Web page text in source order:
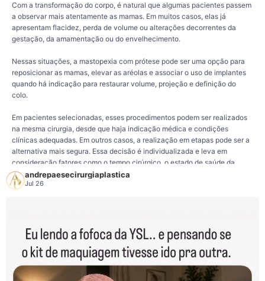
Com a transformação do corpo, é natural que algumas pacientes passem
a observar mais atentamente as mamas. Em muitos casos, elas já
apresentam flacidez, perda de volume ou alterações decorrentes da
gestação, da amamentação ou do envelhecimento.
Nessas situações, a mastopexia com prótese pode ser uma opção para
reposicionar as mamas, elevar as aréolas e associar o uso de implantes
quando há indicação para restaurar volume, projeção e definição do
colo.
Em pacientes selecionadas, esses procedimentos podem ser realizados
na mesma cirurgia, desde que haja indicação médica e condições
clínicas adequadas. Em outros casos, a realização em etapas pode ser a
alternativa mais segura. Essa decisão é individualizada e leva em
consideração fatores como o tempo cirúrgico, o estado de saúde da
paciente e o planejamento proposto pelo cirurgião.
segurança e um planejamento compatível com as características e os
objetivos de cada paciente.
158 26
andrepaesecirurgiaplastica
Jul 26